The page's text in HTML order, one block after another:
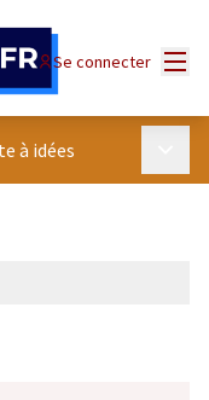
Se connecter
à idées